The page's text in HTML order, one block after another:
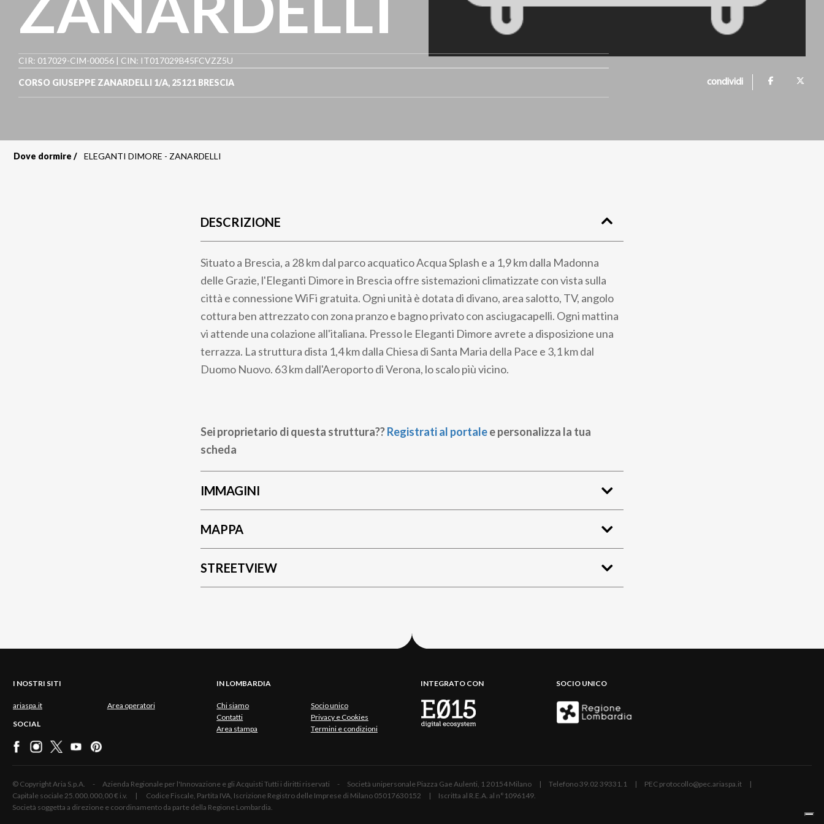
CIR: 017029-CIM-00056 | CIN: IT017029B45FCVZZ5U
CORSO GIUSEPPE ZANARDELLI 1/A, 25121 BRESCIA condividi
Dove dormire ELEGANTI DIMORE - ZANARDELLI
DESCRIZIONE
Situato a Brescia, a 28 km dal parco acquatico Acqua Splash e a 1,9 km dalla Madonna
delle Grazie, l'Eleganti Dimore in Brescia offre sistemazioni climatizzate con vista sulla
città e connessione WiFi gratuita. Ogni unità è dotata di divano, area salotto, TV, angolo
cottura ben attrezzato con zona pranzo e bagno privato con asciugacapelli. Ogni mattina
vi attende una colazione all'italiana. Presso le Eleganti Dimore avrete a disposizione una
terrazza. La struttura dista 1,4 km dalla Chiesa di Santa Maria della Pace e 3,1 km dal
Duomo Nuovo. 63 km dall'Aeroporto di Verona, lo scalo più vicino.
Sei proprietario di questa struttura??Registrati al portalee personalizza la tua
scheda
IMMAGINI
MAPPA
STREETVIEW
I NOSTRI SITI
ariaspa.it Area operatori
SOCIAL
IN LOMBARDIA
Chi siamo
Socio unico
Contatti
Privacy e Cookies
Area stampa
Termini e condizioni
INTEGRATO CON SOCIO UNICO
© Copyright Aria S.p.A. - Azienda Regionale per l'Innovazione e gli Acquisti Tutti i diritti riservati - Società unipersonale Piazza Gae Aulenti, 1 20154 Milano | Telefono 39.02 39331.1 | PEC protocollo@pec.ariaspa.it |
Capitale sociale 25.000.000,00 € i.v. | Codice Fiscale, Partita IVA, Iscrizione Registro delle Imprese di Milano 05017630152 | Iscritta al R.E.A. al n°1096149.
Società soggetta a direzione e coordinamento da parte della Regione Lombardia.